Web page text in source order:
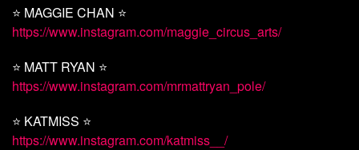
⭐ MAGGIE CHAN ⭐
https://www.instagram.com/maggie_circus_arts/
⭐ MATT RYAN ⭐
https://www.instagram.com/mrmattryan_pole/
⭐ KATMISS ⭐
https://www.instagram.com/katmiss__/